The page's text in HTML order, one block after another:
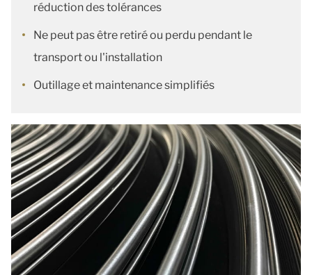
réduction des tolérances
Ne peut pas être retiré ou perdu pendant le
transport ou l'installation
Outillage et maintenance simplifiés